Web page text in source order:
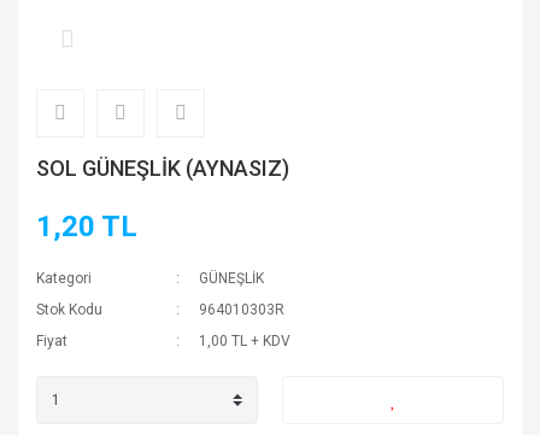
SOL GÜNEŞLİK (AYNASIZ)
1,20 TL
Kategori
GÜNEŞLİK
Stok Kodu
964010303R
Fiyat
1,00 TL + KDV